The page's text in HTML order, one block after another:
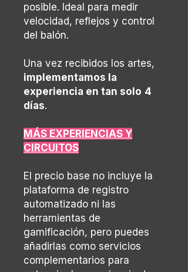
posible. Ideal para medir
velocidad, reflejos y control
del balón.
Una vez recibidos los artes,
implementamos la
experiencia en tan solo 4
días.
MÁS EXPERIENCIAS Y
CIRCUITOS
El precio base no incluye la
plataforma de registro
automatizado ni las
herramientas de
gamificación, pero puedes
añadirlas como servicios
complementarios para